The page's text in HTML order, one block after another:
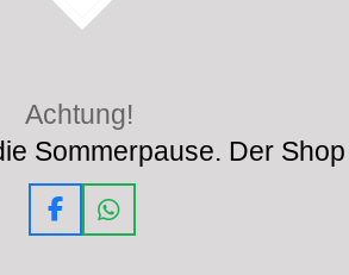
Achtung!
Sommerpause. Der
F
a
W
h